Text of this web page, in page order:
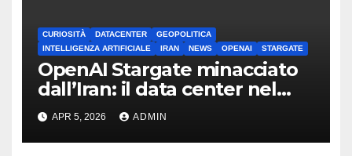
CURIOSITÀ DATACENTER
GEOPOLITICA
INTELLIGENZA ARTIFICIALE
IRAN NEWS OPENAI STARGATE
OpenAI Stargate minacciato
dall’Iran: il data center nel
mirino
APR 5, 2026 ADMIN